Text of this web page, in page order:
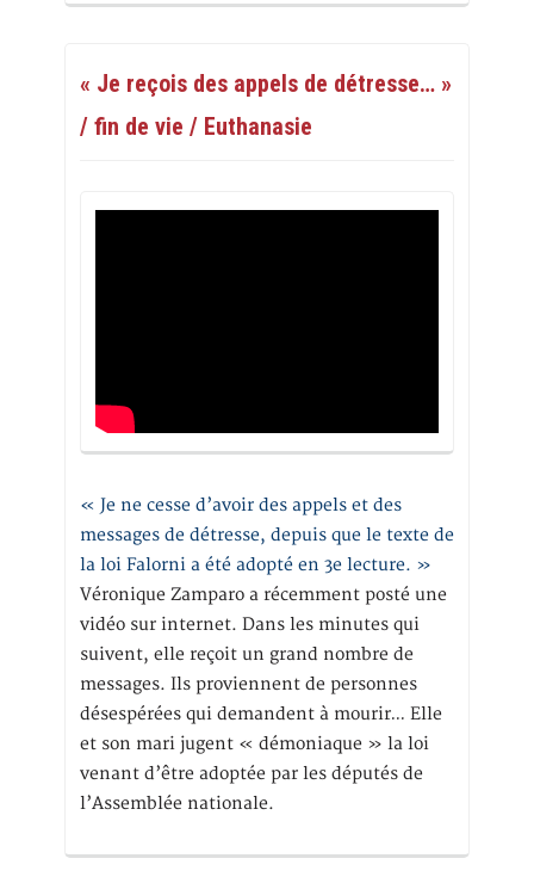
« Je reçois des appels de détresse… »
/ fin de vie / Euthanasie
« Je ne cesse d’avoir des appels et des
messages de détresse, depuis que le texte de
la loi Falorni a été adopté en 3e lecture. »
Véronique Zamparo a récemment posté une
vidéo sur internet. Dans les minutes qui
suivent, elle reçoit un grand nombre de
messages. Ils proviennent de personnes
désespérées qui demandent à mourir… Elle
et son mari jugent « démoniaque » la loi
venant d’être adoptée par les députés de
l’Assemblée nationale.